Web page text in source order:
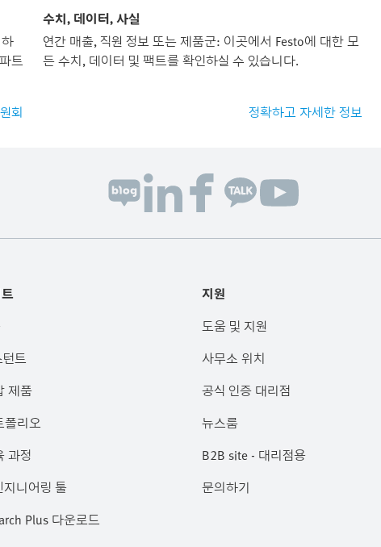
트
회
수치, 데이터, 사실
연간 매출, 직원 정보 또는 제품군: 이곳에서 Festo에 대한 모
든 수치, 데이터 및 팩트를 확인하실 수 있습니다.
정확하고 자세한 정보
트
제품
폴리오
과정
니어링 툴
Plus 다운로드
지원
도움 및 지원
사무소 위치
공식 인증 대리점
뉴스룸
B2B site - 대리점용
문의하기